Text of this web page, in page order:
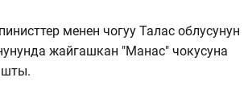
менен чогуу Талас облусунун
жайгашкан "Манас" чокусуна